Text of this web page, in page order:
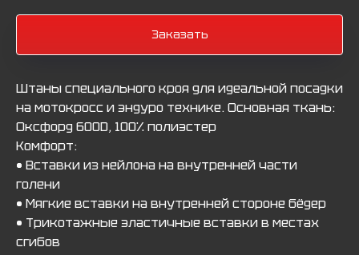
Заказать
Штаны специального кроя для идеальной посадки
на мотокросс и эндуро технике. Основная ткань:
Оксфорд 600D, 100% полиэстер
Комфорт:
• Вставки из нейлона на внутренней части
голени
• Мягкие вставки на внутренней стороне бёдер
• Трикотажные эластичные вставки в местах
сгибов